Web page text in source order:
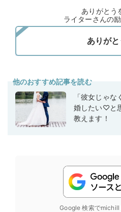
ありがとう
ライターさんの
他のおすすめ記事を読む
「彼女じゃ
婚したい♡と
教えます！
Google 検索でmichill